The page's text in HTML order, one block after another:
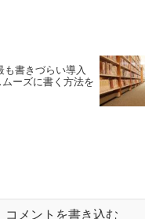
も書きづらい導入
ーズに書く方法を
コメントを書き込む